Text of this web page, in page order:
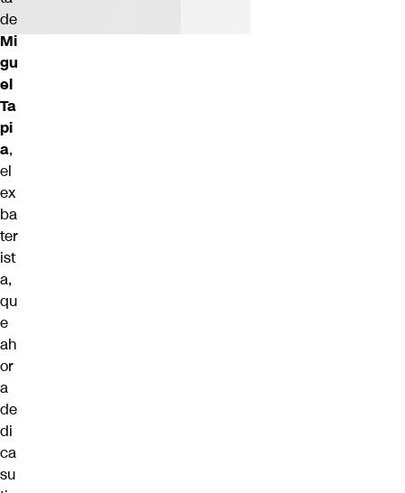
de
Mi
gu
el
Ta
pi
a,
el
ex
ba
ter
ist
a,
qu
e
ah
or
a
de
di
ca
su